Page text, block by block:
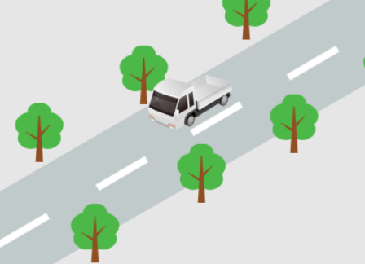
桂建設株式会社
029-873-1181
MAP